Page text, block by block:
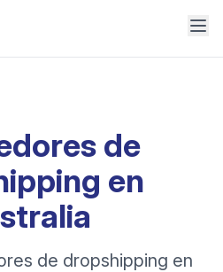
de
en
de dropshipping en